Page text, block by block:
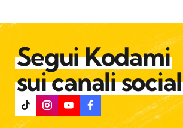
Segui Kodami
sui canali social